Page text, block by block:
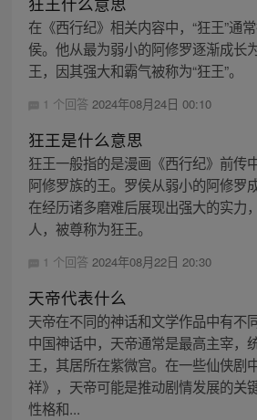
在《西行纪》相关内容中，“狂王”通
侯。他从最为弱小的阿修罗逐渐成长
王，因其强大和霸气被称为“狂王”。
1 个回答 2024年08月24日 00:10
狂王是什么意思
狂王一般指的是漫画《西行纪》前传
阿修罗族的王。罗侯从弱小的阿修罗
在经历诸多磨难后展现出强大的实力
人，被尊称为狂王。
1 个回答 2024年08月22日 20:30
天帝代表什么
天帝在不同的神话和文学作品中有不
中国神话中，天帝通常是最高主宰，
王，其居所在紫微宫。在一些仙侠剧
祥》，天帝可能是推动剧情发展的关
性格和...